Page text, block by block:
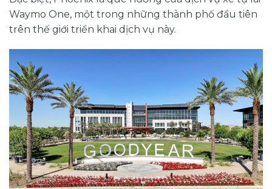
Waymo One, một trong những thành phố đầu tiên
trên thế giới triển khai dịch vụ này.